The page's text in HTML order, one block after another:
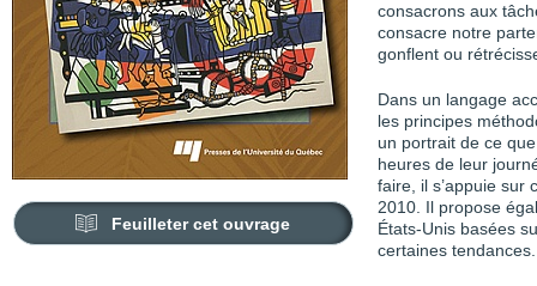
Feuilleter cet ouvrage
consacrons aux
consacre notre
gonflent ou
Dans un langage
les principes
un portrait de ce
heures de leur
faire, il s’appuie sur
2010. Il propose
États-Unis basées
certaines tendances.